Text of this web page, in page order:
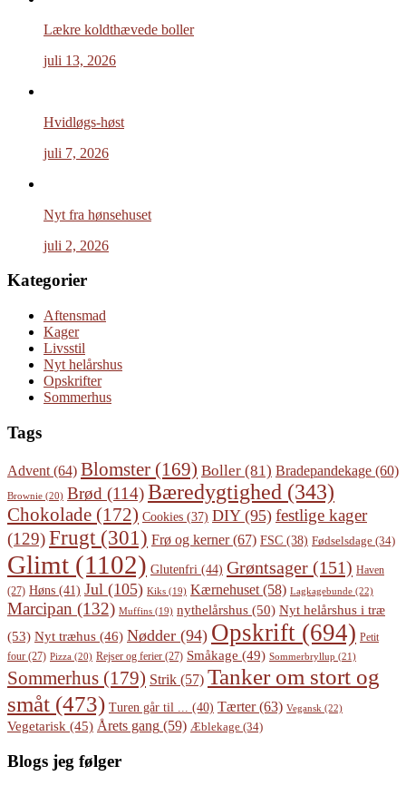
Lækre koldthævede boller
juli 13, 2026
Hvidløgs-høst
juli 7, 2026
Nyt fra hønsehuset
juli 2, 2026
Kategorier
Aftensmad
Kager
Livsstil
Nyt helårshus
Opskrifter
Sommerhus
Tags
Advent (64) Blomster (169) Boller (81) Bradepandekage (60)
Brownie (20) Brød (114)Bæredygtighed (343)
Chokolade (172) Cookies (37) DIY(95) festlige kager
(129)Frugt(301) Frø og kerner(67) FSC (38) Fødselsdage (34)
Glimt (1102) Glutenfri (44) Grøntsager (151) Haven
(27) Høns (41) Jul (105) Kiks (19) Kærnehuset (58) Lagkagebunde (22)
Marcipan (132) Muffins (19) nythelårshus (50) Nyt helårshus i træ
(53) Nyt træhus (46) Nødder (94) Opskrift (694) Petit
four (27) Pizza (20) Rejser og ferier (27) Småkage (49) Sommerbryllup (21)
Sommerhus (179) Strik (57) Tanker om stort og
småt (473) Turen går til ... (40) Tærter(63) Vegansk (22)
Vegetarisk (45) Årets gang (59) Æblekage (34)
Blogs jeg følger